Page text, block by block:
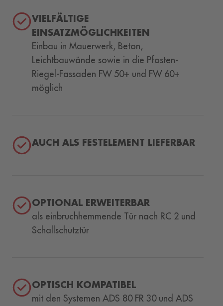
VIELFÄLTIGE
EINSATZMÖGLICHKEITEN
Einbau in Mauerwerk, Beton,
Leichtbauwände sowie in die Pfosten-
Riegel-Fassaden FW 50+ und FW 60+
möglich
AUCH ALS FESTELEMENT LIEFERBAR
OPTIONAL ERWEITERBAR
als einbruchhemmende Tür nach RC 2 und
Schallschutztür
OPTISCH KOMPATIBEL
mit den Systemen ADS 80 FR 30 und ADS